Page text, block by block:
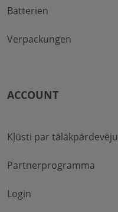
Batterien
Verpackungen
ACCOUNT
Kļūsti par tālākpārdevēju
Partnerprogramma
Login